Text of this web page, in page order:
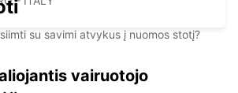
su savimi atvykus į nuomos stotį?
vairuotojo